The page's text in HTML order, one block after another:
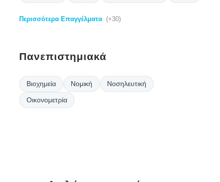
Περισσότερα Επαγγέλματα (+30)
Πανεπιστημιακά
Βιοχημεία Νομική Νοσηλευτική
Οικονομετρία